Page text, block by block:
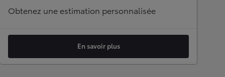
Obtenez une estimation personnalisée
En savoir plus